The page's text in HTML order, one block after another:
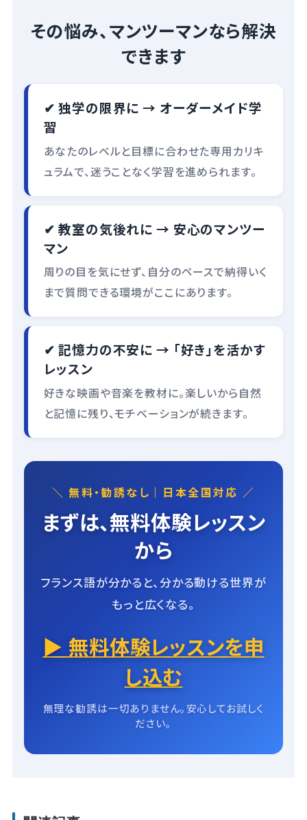
その悩み、マンツーマンなら解決
できます
✔ 独学の限界に → オーダーメイド学
習
あなたのレベルと目標に合わせた専用カリキ
ュラムで、迷うことなく学習を進められます。
✔ 教室の気後れに → 安心のマンツー
マン
周りの目を気にせず、自分のペースで納得いく
まで質問できる環境がここにあります。
✔ 記憶力の不安に → 「好き」を活かす
レッスン
好きな映画や音楽を教材に。楽しいから自然
と記憶に残り、モチベーションが続きます。
＼ 無料・勧誘なし｜日本全国対応 ／
まずは、無料体験レッスン
から
フランス語が分かると、分かる動ける世界が
もっと広くなる。
▶ 無料体験レッスンを申
し込む
無理な勧誘は一切ありません。安心してお試しく
ださい。